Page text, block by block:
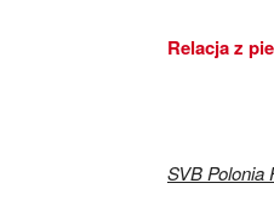
Relacja z
SVB Polonia